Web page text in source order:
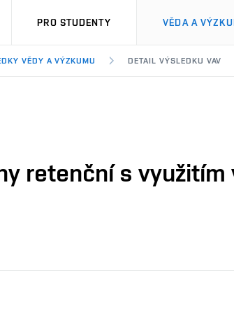
PRO STUDENTY VĚDA A
VĚDY A VÝZKUMU DETAIL VÝSLEDKU VAV
retenční s